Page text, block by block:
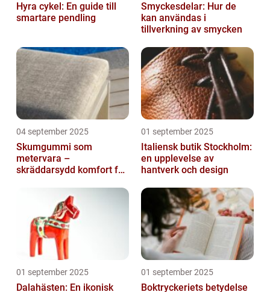
Hyra cykel: En guide till
smartare pendling
Smyckesdelar: Hur de
kan användas i
tillverkning av smycken
04 september 2025
Skumgummi som
metervara –
skräddarsydd komfort för
01 september 2025
Italiensk butik Stockholm:
en upplevelse av
hantverk och design
01 september 2025
Dalahästen: En ikonisk
01 september 2025
Boktryckeriets betydelse